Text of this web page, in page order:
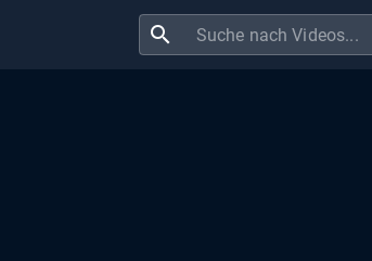
search